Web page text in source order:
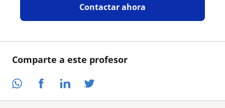
Comparte a este profesor
Contactar ahora